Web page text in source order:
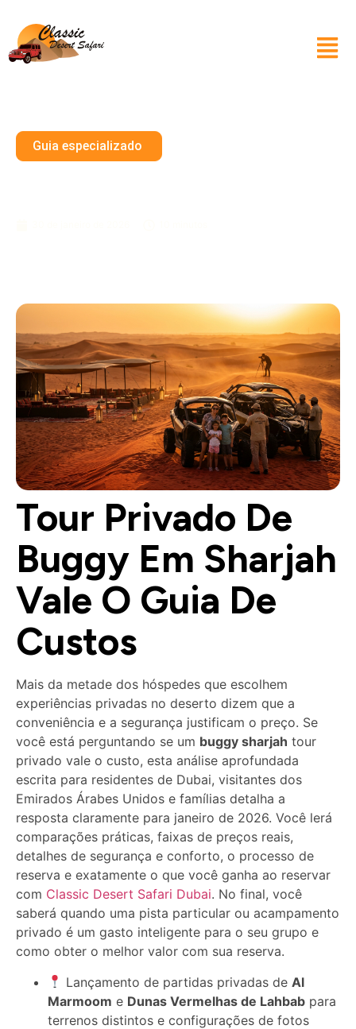
Buggy Sharjah Private Tour
Tour Privado De
Buggy Em Sharjah
Vale O Guia De
Custos
experiências privadas no deserto dizem que a
conveniência e a segurança justificam o preço. Se
você está perguntando se umbuggy sharjahtour
privado vale o custo, esta análise aprofundada
escrita para residentes de Dubai, visitantes dos
Emirados Árabes Unidos e famílias detalha a
resposta claramente para janeiro de 2026. Você lerá
comparações práticas, faixas de preços reais,
detalhes de segurança e conforto, o processo de
reserva e exatamente o que você ganha ao reservar
comClassic Desert Safari Dubai. No final, você
saberá quando uma pista particular ou acampamento
privado é um gasto inteligente para o seu grupo e
como obter o melhor valor com sua reserva.
MarmoomeDunas Vermelhas de Lahbab
terrenos distintos e configurações de fotos
Os passeios privados incluem guias